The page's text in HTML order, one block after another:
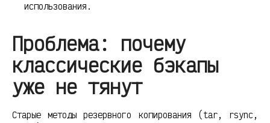
использования.
Проблема: почему
классические бэкапы
уже не тянут
Старые методы резервного копирования (tar, rsync,